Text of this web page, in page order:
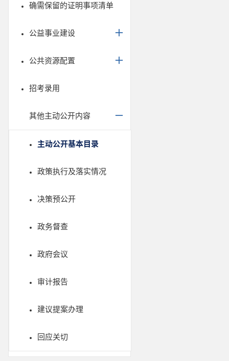
确需保留的证明事项清单
公益事业建设
公共资源配置
招考录用
其他主动公开内容
主动公开基本目录
政策执行及落实情况
决策预公开
政务督查
政府会议
审计报告
建议提案办理
回应关切